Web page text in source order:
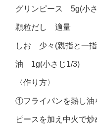
グリンピース 5g(小
顆粒だし 適量
しお 少々(親指と一
油 1g(小さじ1/3)
〈作り方〉
①フライパンを熱し油
ピースを加え中火で炒